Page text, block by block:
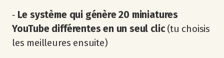
‐ Le système qui génère 20 miniatures
YouTube différentes en un seul clic(tu choisis
les meilleures ensuite)